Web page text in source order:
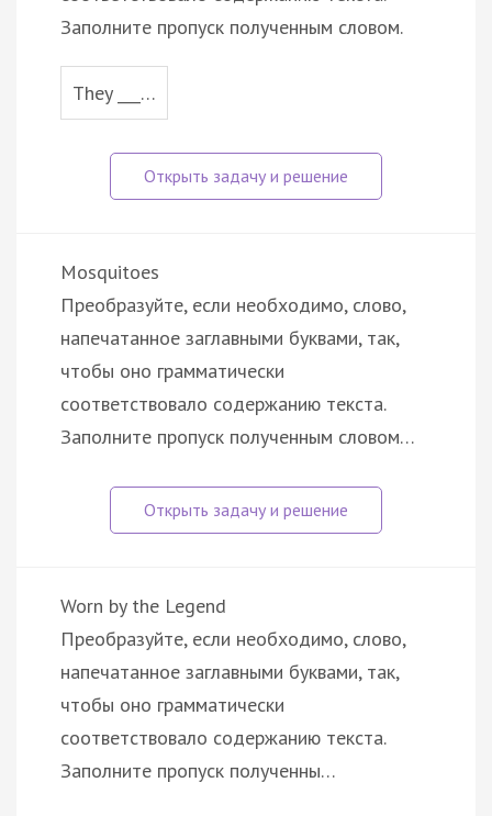
Заполните пропуск полученным словом.
They ___…
Mosquitoes
Преобразуйте, если необходимо, слово,
напечатанное заглавными буквами, так,
чтобы оно грамматически
соответствовало содержанию текста.
Заполните пропуск полученным словом…
Worn by the Legend
Преобразуйте, если необходимо, слово,
напечатанное заглавными буквами, так,
чтобы оно грамматически
соответствовало содержанию текста.
Заполните пропуск полученны…